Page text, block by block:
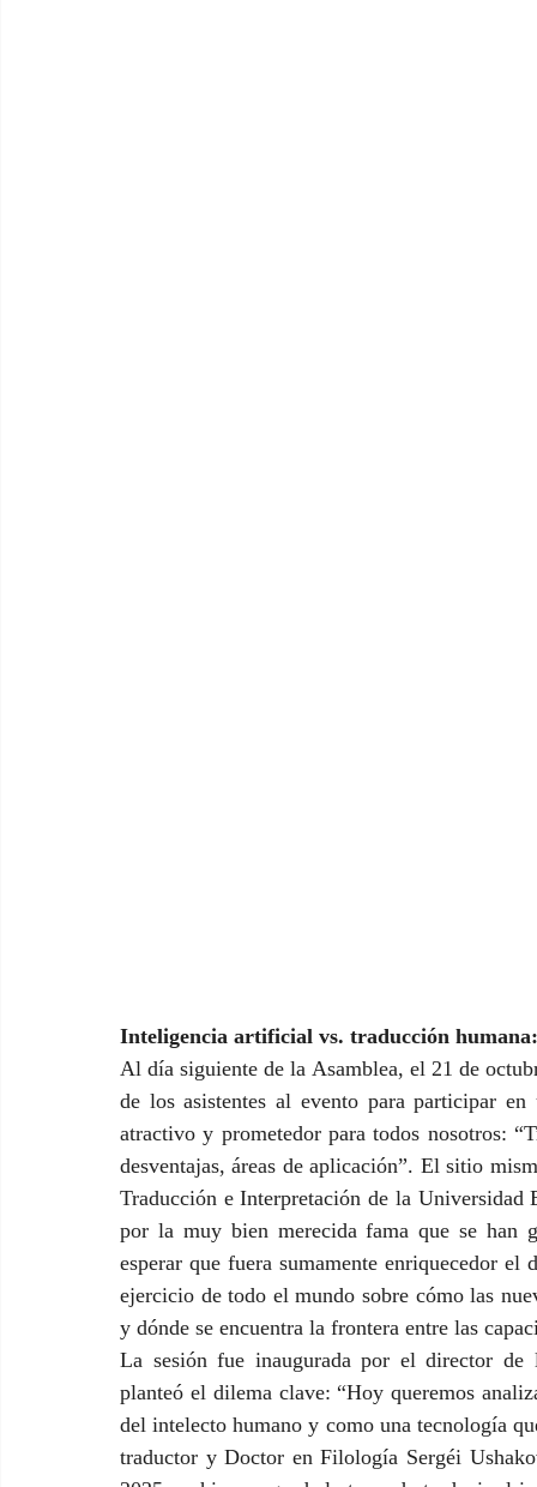
Inteligencia artificial vs. traducción
Al día siguiente de la Asamblea, el 21 de
de los asistentes al evento para participar
atractivo y prometedor para todos nosotros:
desventajas, áreas de aplicación”. El sitio
Traducción e Interpretación de la
por la muy bien merecida fama que se han
esperar que fuera sumamente enriquecedor el
ejercicio de todo el mundo sobre cómo las
y dónde se encuentra la frontera entre las
La sesión fue inaugurada por el director
planteó el dilema clave: “Hoy queremos
del intelecto humano y como una tecnología
traductor y Doctor en Filología Sergéi